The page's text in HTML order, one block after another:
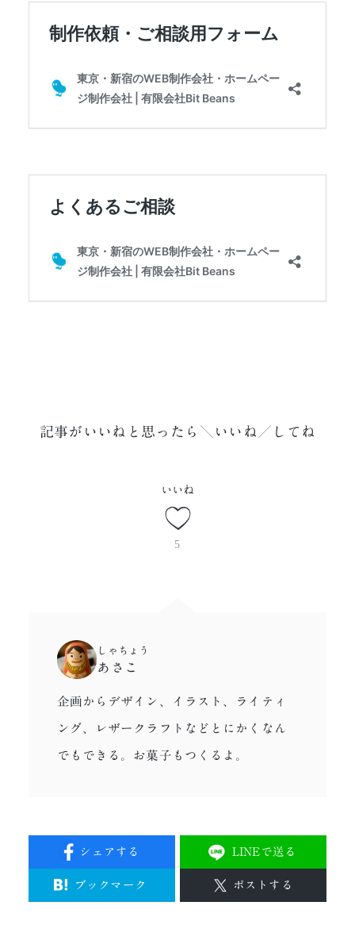
記事がいいねと思ったら＼いいね／してね
いいね
5
しゃちょう
あさこ
企画からデザイン、イラスト、ライティ
ング、レザークラフトなどとにかくなん
でもできる。お菓子もつくるよ。
シェアする LINEで送る
ブックマーク ポストする